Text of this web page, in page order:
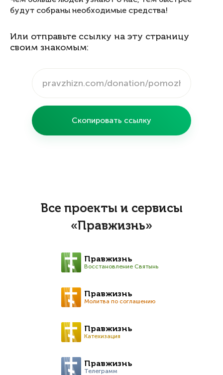
будут собраны необходимые средства!
Или отправьте ссылку на эту страницу
своим знакомым:
Скопировать ссылку
Все проекты и сервисы
«Правжизнь»
Правжизнь
Восстановление Святынь
Правжизнь
Молитва по соглашению
Правжизнь
Катехизация
Правжизнь
Телеграмм